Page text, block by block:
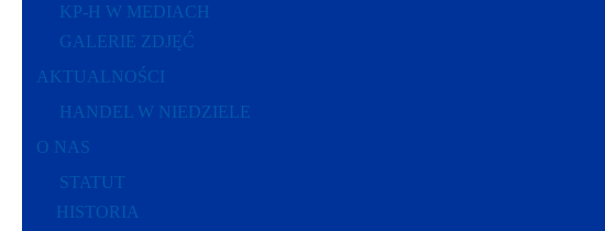
KP-H W MEDIACH
GALERIE ZDJĘĆ
AKTUALNOŚCI
HANDEL W NIEDZIELE
O NAS
STATUT
HISTORIA